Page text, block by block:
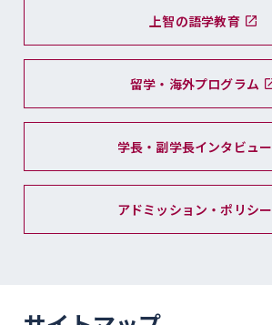
上智の語学教育
留学・海外プログラム
学長・副学長インタビュー
アドミッション・ポリシー